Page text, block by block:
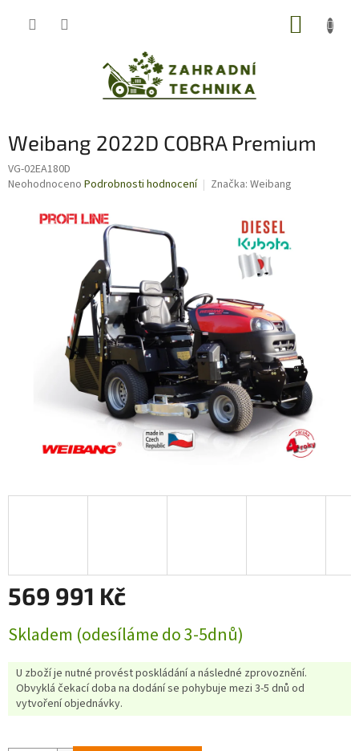
Weibang 2022D COBRA Premium
VG-02EA180D
Průměrné
produktu
Neohodnoceno Podrobnosti hodnocení Značka: Weibang
569 991 Kč
cena:
Skladem (odesíláme do 3-5dnů)
U zboží je nutné provést poskládání a následné zprovoznění.
Obvyklá čekací doba na dodání se pohybuje mezi 3-5 dnů od
vytvoření objednávky.